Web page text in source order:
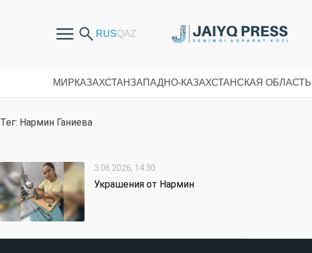
МИРКАЗАХСТАНЗАПАДНО-КАЗАХСТАНСКАЯ ОБЛАСТЬ
Тег: Нармин Ганиева
3.06.2026, 14:30
Украшения от Нармин